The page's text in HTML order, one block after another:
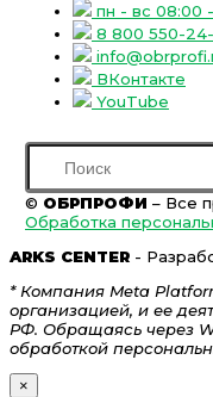
пн - вс 08:00
8 800 550-
ВКонтакте
YouTube
© ОБРПРОФИ – Все
Обработка
ARKS CENTER -
* Компания Meta
организацией, и ее
РФ. Обращаясь через
обработкой
×